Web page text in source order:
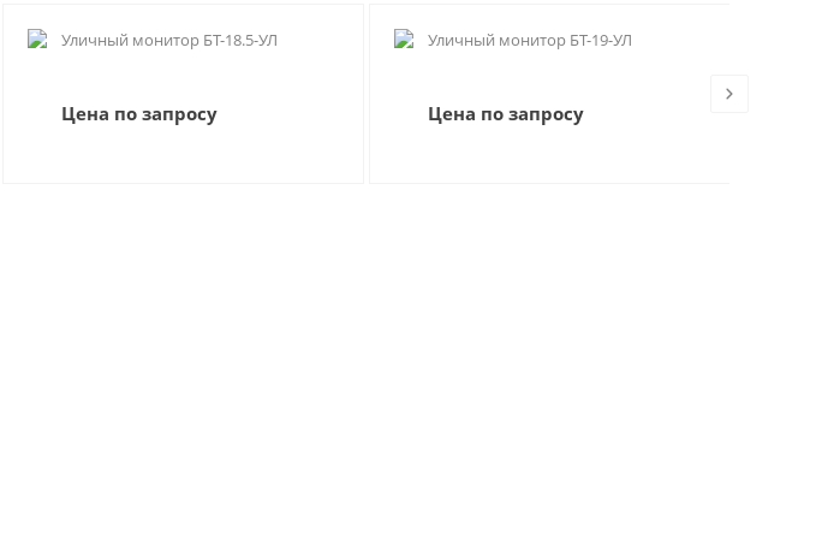
Уличный монитор БТ-18.5-УЛ
Цена по запросу
Уличный монитор БТ-19-УЛ
Цена по запросу